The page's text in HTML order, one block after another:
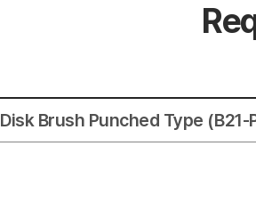
Disk Brush Punched Type (B21-